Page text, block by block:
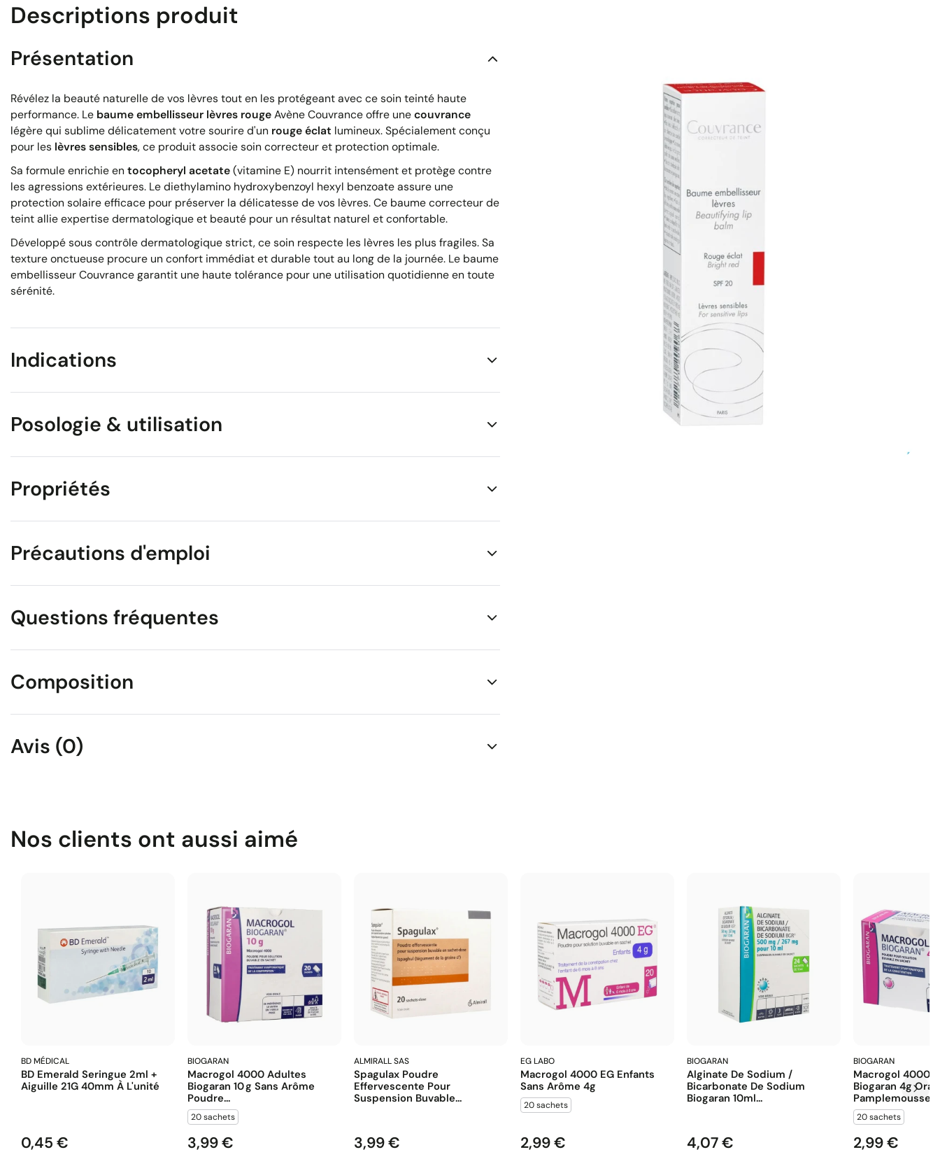
Descriptions produit
Présentation
Révélez la beauté naturelle de vos lèvres tout en les protégeant avec ce soin teinté haute
performance. Le baume embellisseur lèvres rougeAvène Couvrance offre unecouvrance
légère qui sublime délicatement votre sourire d'un rouge éclat lumineux. Spécialement conçu
pour les lèvres sensibles, ce produit associe soin correcteur et protection optimale.
Sa formule enrichie en tocopheryl acetate(vitamine E) nourrit intensément et protège contre
les agressions extérieures. Le diethylamino hydroxybenzoyl hexyl benzoate assure une
protection solaire efficace pour préserver la délicatesse de vos lèvres. Ce baume correcteur de
teint allie expertise dermatologique et beauté pour un résultat naturel et confortable.
Développé sous contrôle dermatologique strict, ce soin respecte les lèvres les plus fragiles. Sa
texture onctueuse procure un confort immédiat et durable tout au long de la journée. Le baume
embellisseur Couvrance garantit une haute tolérance pour une utilisation quotidienne en toute
sérénité.
Indications
Posologie & utilisation
Propriétés
Précautions d'emploi
Questions fréquentes
Composition
Avis (0)
Nos clients ont aussi aimé
BD MÉDICAL
BD Emerald Seringue 2ml +
Aiguille 21G 40mm À L'unité
Prix
0,45 €
BIOGARAN
Macrogol 4000 Adultes
Biogaran 10 G Sans Arôme
Poudre...
20 sachets
Prix
3,99 €
ALMIRALL SAS
Spagulax Poudre
Effervescente Pour
Suspension Buvable...
Prix
3,99 €
EG LABO
Macrogol 4000 EG Enfants
Sans Arôme 4g
20 sachets
Prix
2,99 €
BIOGARAN
Alginate De Sodium /
Bicarbonate De Sodium
Biogaran 10ml...
Prix
4,07 €
BIOGARAN
Macrogol 4000
Biogaran 4g
Pamplemousse...
20 sachets
Prix
2,99 €